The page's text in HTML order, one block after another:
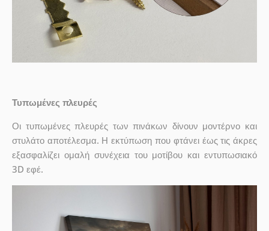
Τυπωμένες πλευρές
Οι τυπωμένες πλευρές των πινάκων δίνουν μοντέρνο και
στυλάτο αποτέλεσμα. Η εκτύπωση που φτάνει έως τις άκρες
εξασφαλίζει ομαλή συνέχεια του μοτίβου και εντυπωσιακό
3D εφέ.